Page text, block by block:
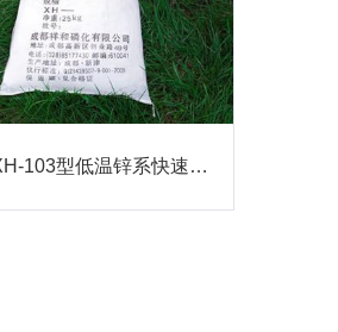
祥和牌XH-103型低温锌系快速磷化粉